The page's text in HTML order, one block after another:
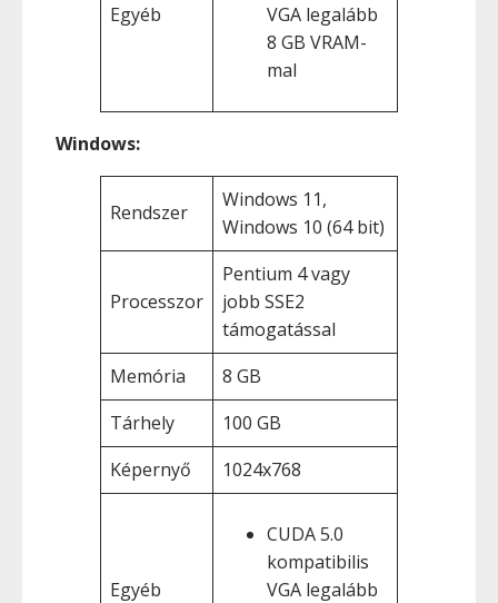
Egyéb
VGA legalább
8 GB VRAM-
mal
Windows:
Rendszer
Windows 11,
Windows 10 (64 bit)
Processzor
Pentium 4 vagy
jobb SSE2
támogatással
Memória
8 GB
Tárhely
100 GB
Képernyő
1024x768
Egyéb
CUDA 5.0
kompatibilis
VGA legalább